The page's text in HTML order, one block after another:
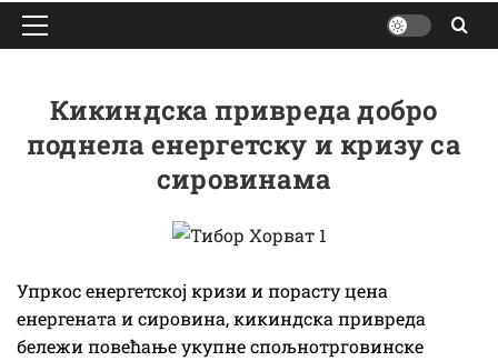
Примарy
Кикиндска привреда добро
поднела енергетску и кризу са
сировинама
Упркос енергетској кризи и порасту цена
енергената и сировина, кикиндска привреда
бележи повећање укупне спољнотрговинске